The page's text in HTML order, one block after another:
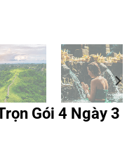
Gói 4 Ngày 3